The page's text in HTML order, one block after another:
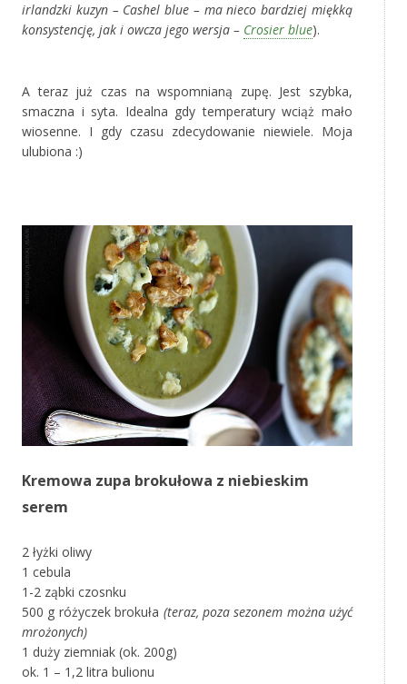
irlandzki kuzyn – Cashel blue – ma nieco bardziej miękką
konsystencję, jak i owcza jego wersja – Crosier blue).
A teraz już czas na wspomnianą zupę. Jest szybka,
smaczna i syta. Idealna gdy temperatury wciąż mało
wiosenne. I gdy czasu zdecydowanie niewiele. Moja
ulubiona :)
Kremowa zupa brokułowa z niebieskim
serem
2 łyżki oliwy
1 cebula
1-2 ząbki czosnku
500 g różyczek brokuła (teraz, poza sezonem można użyć
mrożonych)
1 duży ziemniak (ok. 200g)
ok. 1 – 1,2 litra bulionu